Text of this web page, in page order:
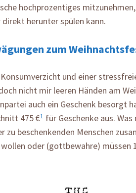
hochprozentiges
herunter spülen kann.
zum
und einer
nicht mir leeren Händen am
auch ein Geschenk besorgt
475 €1 für Geschenke aus.
zu beschenkenden Menschen
oder (gottbewahre) müssen